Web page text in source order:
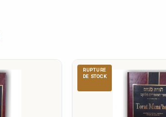
RUPTURE
DE STOCK